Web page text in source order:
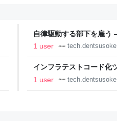
自律駆動する部下を雇
ックブログ
1 user
インフラテストコード化
1 user